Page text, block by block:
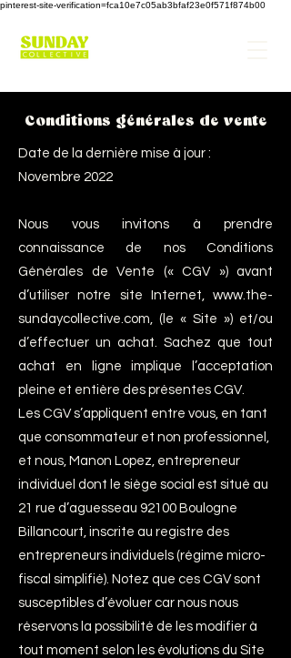
pinterest-site-verification=fca10e7c05ab3bfaf23e0f571f874b00
Conditions générales de vente
Date de la dernière mise à jour :
Novembre 2022
Nous vous invitons à prendre
connaissance de nos Conditions
Générales de Vente (« CGV ») avant
d’utiliser notre site Internet, www.the-
sundaycollective.com, (le « Site ») et/ou
d’effectuer un achat. Sachez que tout
achat en ligne implique l’acceptation
pleine et entière des présentes CGV.
Les CGV s’appliquent entre vous, en tant
que consommateur et non professionnel,
et nous, Manon Lopez, entrepreneur
individuel dont le siège social est situé au
21 rue d’aguesseau 92100 Boulogne
Billancourt, inscrite au registre des
entrepreneurs individuels (régime micro-
fiscal simplifié). Notez que ces CGV sont
susceptibles d’évoluer car nous nous
réservons la possibilité de les modifier à
tout moment selon les évolutions du Site